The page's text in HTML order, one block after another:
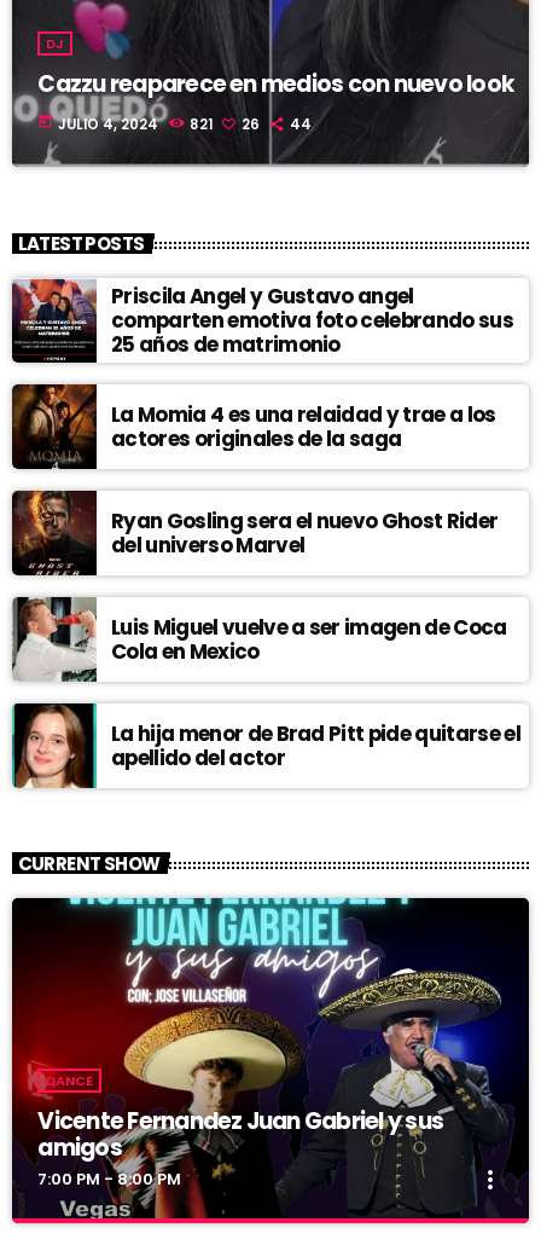
DJ
Cazzu reaparece en medios con nuevo look
today JULIO 4, 2024 821 26 44
LATEST POSTS
Priscila Angel y Gustavo angel
comparten emotiva foto celebrando sus
25 años de matrimonio
La Momia 4 es una relaidad y trae a los
actores originales de la saga
Ryan Gosling sera el nuevo Ghost Rider
del universo Marvel
Luis Miguel vuelve a ser imagen de Coca
Cola en Mexico
La hija menor de Brad Pitt pide quitarse el
apellido del actor
CURRENT SHOW
DANCE
Vicente Fernandez Juan Gabriel y sus
amigos
7:00 PM - 8:00 PM more_vert